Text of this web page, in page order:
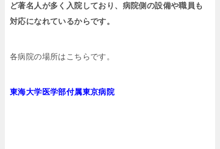
ど著名人が多く入院しており、病院側の設備や職員も
対応になれているからです。
各病院の場所はこちらです。
東海大学医学部付属東京病院